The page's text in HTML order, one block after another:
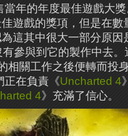
當年的年度最佳遊戲大
遊戲的獎項，但是在數
這其中很大一部分原
參與到它的製作中去
相關工作之後便轉而投
正在負責《Uncharted 4
4》充滿了信心。